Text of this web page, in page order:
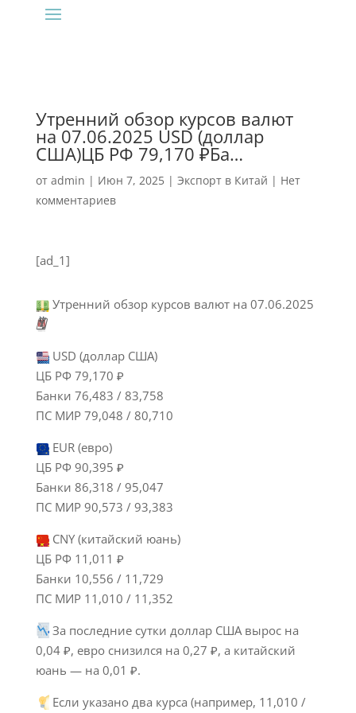
Утренний обзор курсов валют
на 07.06.2025 USD (доллар
США)ЦБ РФ 79,170 ₽Ба…
от admin | Июн 7, 2025| Экспорт в Китай | Нет
комментариев
[ad_1]
Утренний обзор курсов валют на 07.06.2025
🗓
USD (доллар США)
ЦБ РФ 79,170 ₽
Банки 76,483 / 83,758
ПС МИР 79,048 / 80,710
EUR (евро)
ЦБ РФ 90,395 ₽
Банки 86,318 / 95,047
ПС МИР 90,573 / 93,383
CNY (китайский юань)
ЦБ РФ 11,011 ₽
Банки 10,556 / 11,729
ПС МИР 11,010 / 11,352
За последние сутки доллар США вырос на
0,04 ₽, евро снизился на 0,27 ₽, а китайский
юань — на 0,01 ₽.
Если указано два курса (например, 11,010 /